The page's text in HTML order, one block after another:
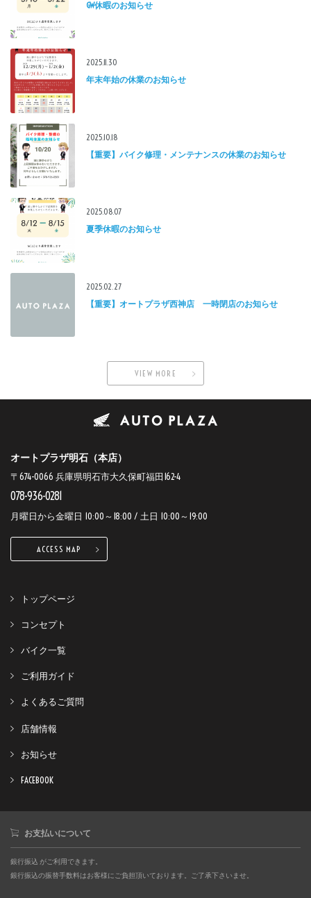
GW休暇のお知らせ
2025.11.30
年末年始の休業のお知らせ
2025.10.18
【重要】バイク修理・メンテナンスの休業のお知らせ
2025.08.07
夏季休暇のお知らせ
2025.02.27
【重要】オートプラザ西神店 一時閉店のお知らせ
VIEW MORE
オートプラザ明石（本店）
〒674-0066 兵庫県明石市大久保町福田162-4
078-936-0281
月曜日から金曜日 10:00～18:00 / 土日 10:00～19:00
ACCESS MAP
トップページ
コンセプト
バイク一覧
ご利用ガイド
よくあるご質問
店舗情報
お知らせ
FACEBOOK
お支払いについて
銀行振込 がご利用できます。
銀行振込の振替手数料はお客様にご負担頂いております。ご了承下さいませ。